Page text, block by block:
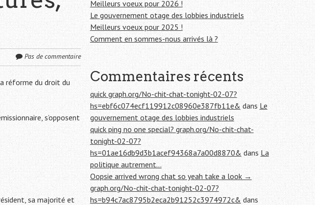
Pas de commentaire
réforme du droit du
s’opposent
sa majorité et
r
:
Meilleurs voeux pour 2026 !
Le gouvernement otage des lobbies industriels
Meilleurs voeux pour 2025 !
Comment en sommes-nous arrivés là ?
Commentaires récents
quick graph.org/No-chit-chat-tonight-02-07?
hs=ebf6c074ecf119912c08960e387fb11e& dans Le
gouvernement otage des lobbies industriels
quick ping no one special? graph.org/No-chit-chat-
tonight-02-07?
hs=01ae16db9d3b1acef94368a7a00d8870& dans La
politique autrement…
Oopsie arrived wrong chat so yeah take a look →
graph.org/No-chit-chat-tonight-02-07?
hs=b94c7ac8795b2eca2b91252c3974972c& dans